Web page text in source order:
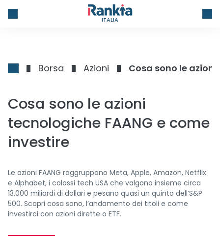
ITALIA
Borsa Azioni Cosa sono le
Cosa sono le azioni
tecnologiche FAANG e come
investire
Le azioni FAANG raggruppano Meta, Apple, Amazon, Netflix
e Alphabet, i colossi tech USA che valgono insieme circa
13.000 miliardi di dollari e pesano quasi un quinto dell’S&P
500. Scopri cosa sono, l’andamento dei titoli e come
investirci con azioni dirette o ETF.